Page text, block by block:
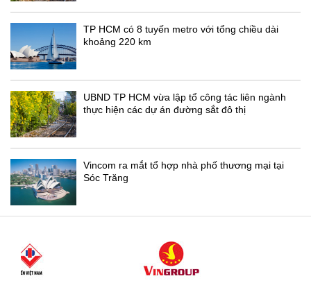
TP HCM có 8 tuyến metro với tổng chiều dài
khoảng 220 km
UBND TP HCM vừa lập tổ công tác liên ngành
thực hiện các dự án đường sắt đô thị
Vincom ra mắt tổ hợp nhà phố thương mại tại
Sóc Trăng